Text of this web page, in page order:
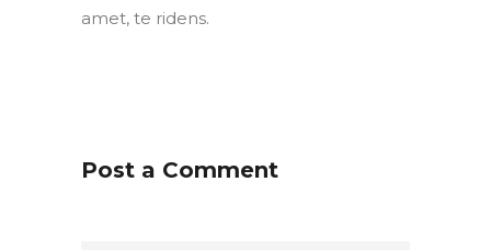
amet, te ridens.
Post a Comment